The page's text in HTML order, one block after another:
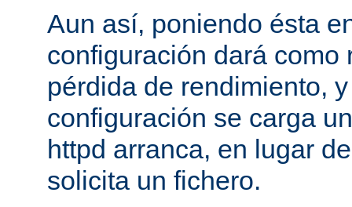
Aun así, poniendo ésta
configuración dará como
pérdida de rendimiento,
configuración se carga
httpd arranca, en lugar
solicita un fichero.